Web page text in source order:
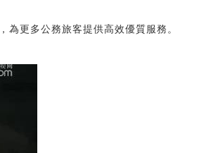
更多公務旅客提供高效優質服務。